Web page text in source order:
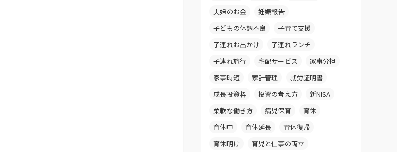
夫婦のお金
妊娠報告
子どもの体調不良
子育て支援
子連れお出かけ
子連れランチ
子連れ旅行
宅配サービス
家事分担
家事時短
家計管理
就労証明書
成長投資枠
投資の考え方
新NISA
柔軟な働き方
病児保育
育休
育休中
育休延長
育休復帰
育休明け
育児と仕事の両立